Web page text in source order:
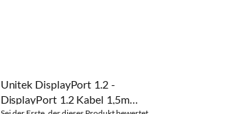
Unitek DisplayPort 1.2 -
DisplayPort 1.2 Kabel 1,5m